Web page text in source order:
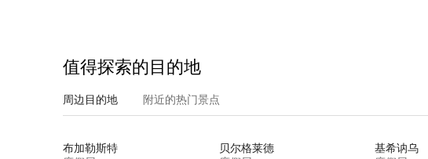
值得探索的目的地
周边目的地 附近的热门景点
布加勒斯特
贝尔格莱德
基希讷乌